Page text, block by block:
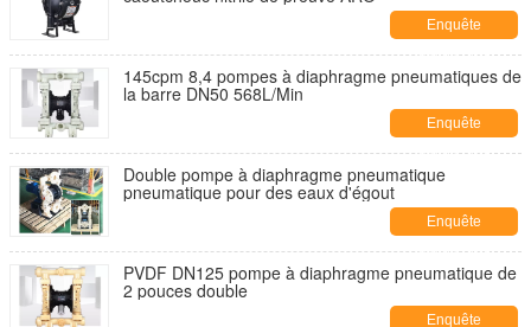
Enquête
maintenant
145cpm 8,4 pompes à diaphragme pneumatiques de
la barre DN50 568L/Min
Enquête
maintenant
Double pompe à diaphragme pneumatique
pneumatique pour des eaux d'égout
Enquête
maintenant
PVDF DN125 pompe à diaphragme pneumatique de
2 pouces double
Enquête